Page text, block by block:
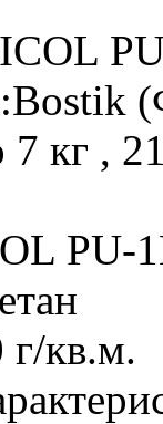
Bostik
7 кг ,
PU-
г/кв.м.